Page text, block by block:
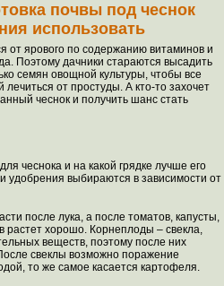
почвы под чеснок
использовать
от ярового по содержанию витаминов и
Поэтому дачники стараются высадить
семян овощной культуры, чтобы все
от простуды. А кто-то захочет
чеснок и получить шанс стать
чеснока и на какой грядке лучше его
удобрения выбираются в зависимости от
после лука, а после томатов, капусты,
растет хорошо. Корнеплоды – свекла,
веществ, поэтому после них
свеклы возможно поражение
то же самое касается картофеля.